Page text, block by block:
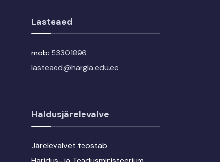
Lasteaed
mob: 53301896
lasteaed@hargla.edu.ee
Haldusjärelevalve
Järelevalvet teostab